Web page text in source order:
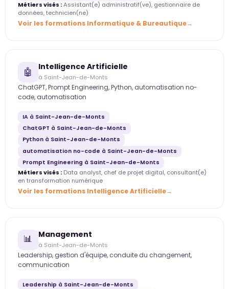
Métiers visés :Assistant(e) administratif(ve), gestionnaire de
données, technicien(ne)
Voir les formations Informatique & Bureautique
🤖 Intelligence Artificielle
à Saint-Jean-de-Monts
ChatGPT, Prompt Engineering, Python, automatisation no-
code, automatisation
IA à Saint-Jean-de-Monts
ChatGPT à Saint-Jean-de-Monts
Python à Saint-Jean-de-Monts
automatisation no-code à Saint-Jean-de-Monts
Prompt Engineering à Saint-Jean-de-Monts
Métiers visés : Data analyst, chef de projet digital, consultant(e)
en transformation numérique
Voir les formations Intelligence Artificielle
📊 Management
à Saint-Jean-de-Monts
Leadership, gestion d'équipe, conduite du changement,
communication
Leadership à Saint-Jean-de-Monts